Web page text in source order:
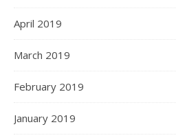
April 2019
March 2019
February 2019
January 2019